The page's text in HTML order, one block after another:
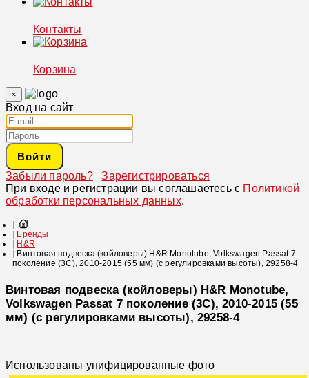
Контакты
Корзина
×
Вход на сайт
Войти
Забыли пароль?
Зарегистрироваться
При входе и регистрации вы соглашаетесь с Политикой
обработки персональных данных.
Бренды
H&R
Винтовая подвеска (койловеры) H&R Monotube, Volkswagen Passat 7
поколение (3C), 2010-2015 (55 мм) (с регулировками высоты), 29258-4
Винтовая подвеска (койловеры) H&R Monotube,
Volkswagen Passat 7 поколение (3C), 2010-2015 (55
мм) (с регулировками высоты), 29258-4
Использованы унифицированные фото